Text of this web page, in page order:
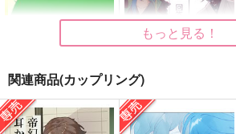
Pferd
回答B
もっと見る！
関連商品(カップリング)